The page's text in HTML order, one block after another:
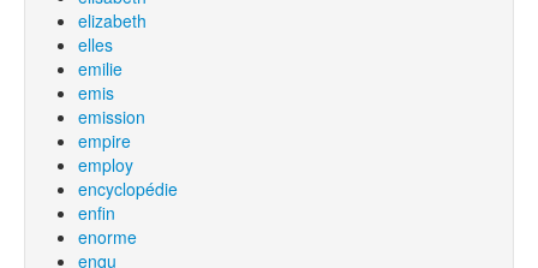
elizabeth
elles
emilie
emis
emission
empire
employ
encyclopédie
enfin
enorme
enqu